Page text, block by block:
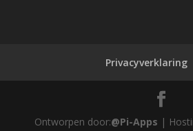
Privacyverklaring
Ontworpen door:@Pi-Apps |